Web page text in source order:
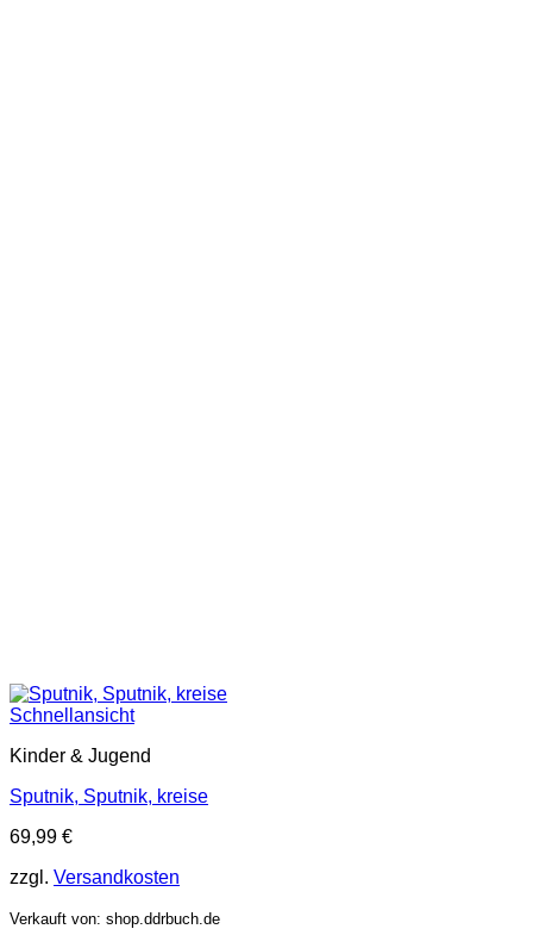
Schnellansicht
Kinder & Jugend
Sputnik, Sputnik, kreise
69,99 €
zzgl. Versandkosten
Verkauft von: shop.ddrbuch.de